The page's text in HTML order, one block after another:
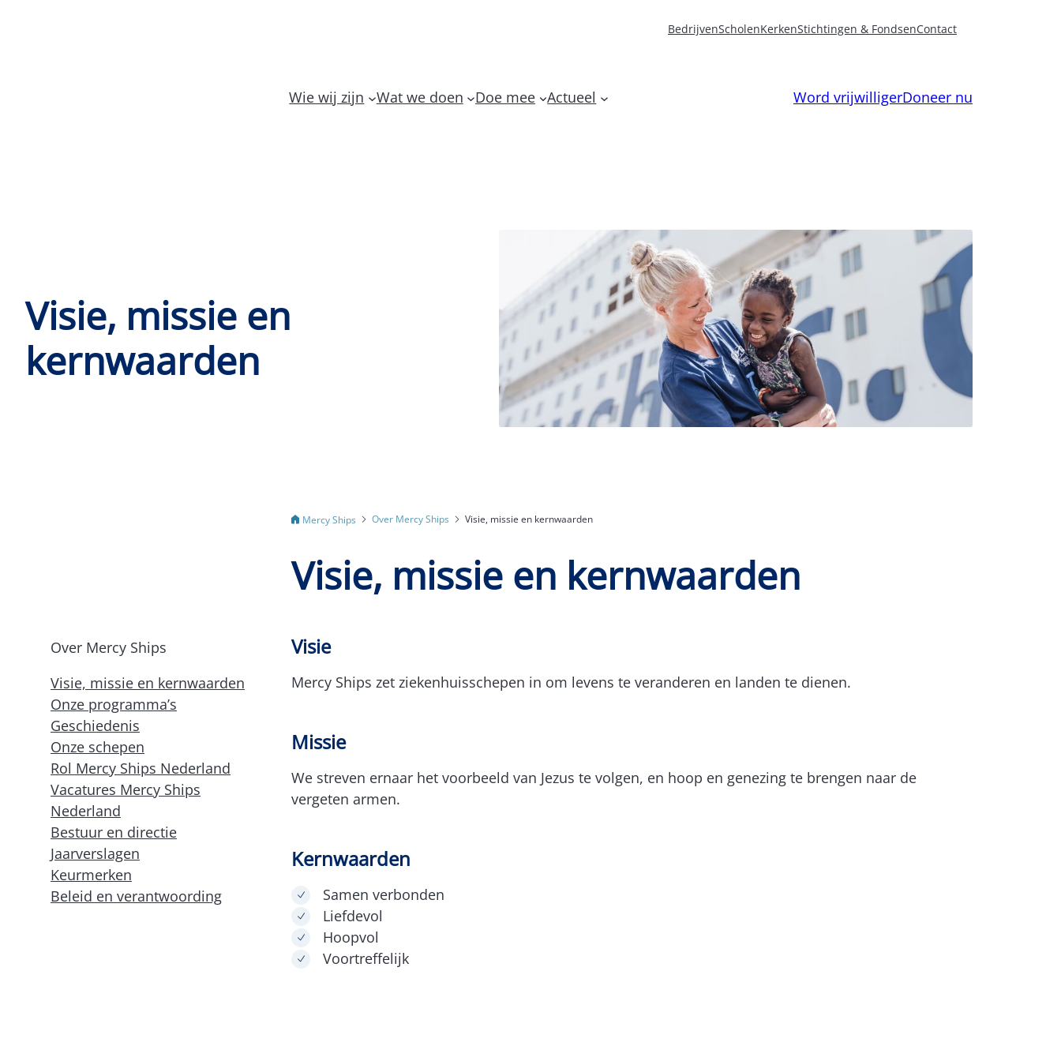
BedrijvenScholenKerkenStichtingen & FondsenContact
Wie wij zijn Wat we doen Doe mee Actueel Word vrijwilligerDoneer nu
Visie, missie en
kernwaarden
Mercy Ships Over Mercy Ships Visie, missie en kernwaarden
Visie, missie en kernwaarden
Over Mercy Ships
Visie, missie en kernwaarden
Onze programma’s
Geschiedenis
Onze schepen
Rol Mercy Ships Nederland
Vacatures Mercy Ships
Nederland
Bestuur en directie
Jaarverslagen
Keurmerken
Beleid en verantwoording
Visie
Mercy Ships zet ziekenhuisschepen in om levens te veranderen en landen te dienen.
Missie
We streven ernaar het voorbeeld van Jezus te volgen, en hoop en genezing te brengen naar de
vergeten armen.
Kernwaarden
Samen verbonden
Liefdevol
Hoopvol
Voortreffelijk